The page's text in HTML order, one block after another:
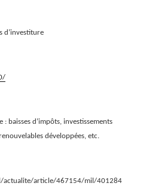
d’investiture
baisses d’impôts, investissements
développées, etc.
actualite/article/467154/mil/401284